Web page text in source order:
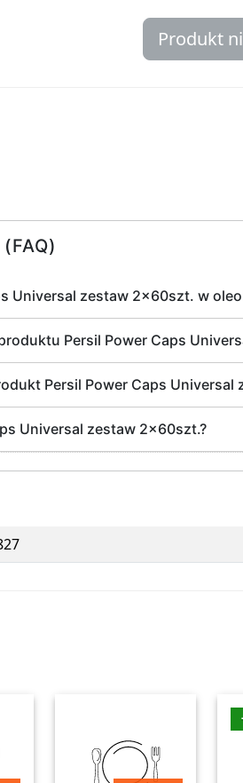
Produkt
Universal zestaw 2x60szt. w
Persil Power Caps
Persil Power Caps Universal
Universal zestaw 2x60szt.?